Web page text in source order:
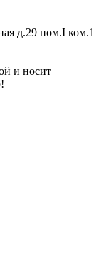
д.29 пом.I ком.1
и носит